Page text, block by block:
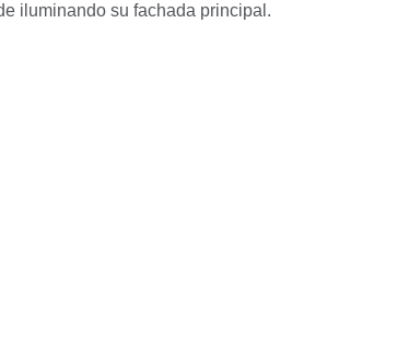
iluminando su fachada principal.